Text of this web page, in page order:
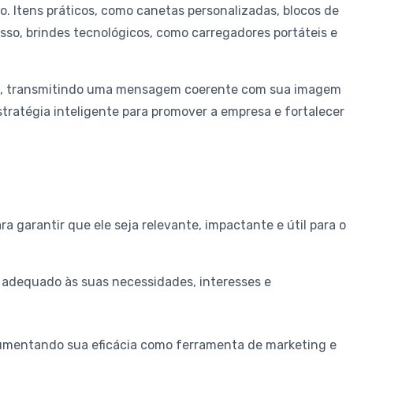
Itens práticos, como canetas personalizadas, blocos de
brindes tecnológicos, como carregadores portáteis e
uma mensagem coerente com sua imagem
inteligente para promover a empresa e fortalecer
garantir que ele seja relevante, impactante e útil para o
às suas necessidades, interesses e
sua eficácia como ferramenta de marketing e